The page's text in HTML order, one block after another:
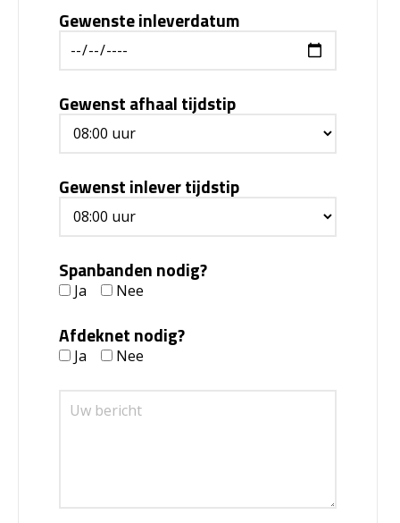
Gewenste inleverdatum
Gewenst afhaal tijdstip
Gewenst inlever tijdstip
Spanbanden nodig?
Ja Nee
Afdeknet nodig?
Ja Nee